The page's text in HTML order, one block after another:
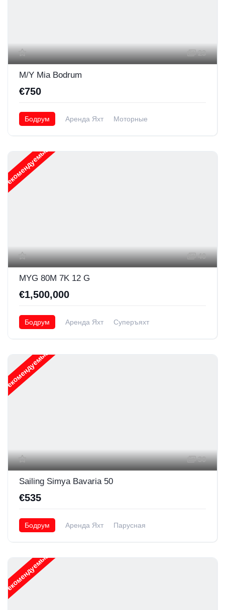
23
M/Y Mia Bodrum
€750
Бодрум Аренда Яхт Моторные
Рекомендуемые
40
MYG 80M 7K 12 G
€1,500,000
Бодрум Аренда Яхт Суперъяхт
Рекомендуемые
30
Sailing Simya Bavaria 50
€535
Бодрум Аренда Яхт Парусная
Рекомендуемые